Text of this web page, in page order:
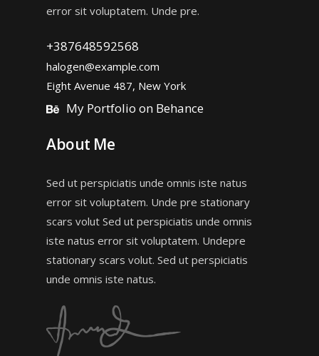
error sit voluptatem. Unde pre.
+387648592568
halogen@example.com
Eight Avenue 487, New York
My Portfolio on Behance
About Me
Sed ut perspiciatis unde omnis iste natus
error sit voluptatem. Unde pre stationary
scars volut Sed ut perspiciatis unde omnis
iste natus error sit voluptatem. Undepre
stationary scars volut. Sed ut perspiciatis
unde omnis iste natus.